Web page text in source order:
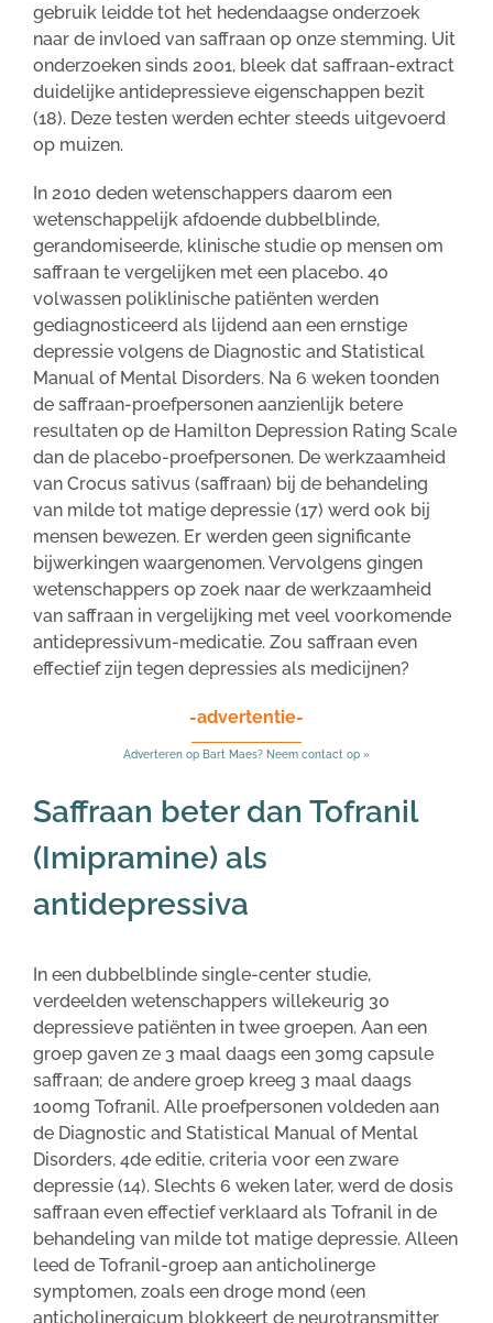
gebruik leidde tot het hedendaagse onderzoek
naar de invloed van saffraan op onze stemming. Uit
onderzoeken sinds 2001, bleek dat saffraan-extract
duidelijke antidepressieve eigenschappen bezit
(18). Deze testen werden echter steeds uitgevoerd
op muizen.
In 2010 deden wetenschappers daarom een
wetenschappelijk afdoende dubbelblinde,
gerandomiseerde, klinische studie op mensen om
saffraan te vergelijken met een placebo. 40
volwassen poliklinische patiënten werden
gediagnosticeerd als lijdend aan een ernstige
depressie volgens de Diagnostic and Statistical
Manual of Mental Disorders. Na 6 weken toonden
de saffraan-proefpersonen aanzienlijk betere
resultaten op de Hamilton Depression Rating Scale
dan de placebo-proefpersonen. De werkzaamheid
van Crocus sativus (saffraan) bij de behandeling
van milde tot matige depressie (17) werd ook bij
mensen bewezen. Er werden geen significante
bijwerkingen waargenomen. Vervolgens gingen
wetenschappers op zoek naar de werkzaamheid
van saffraan in vergelijking met veel voorkomende
antidepressivum-medicatie. Zou saffraan even
effectief zijn tegen depressies als medicijnen?
-advertentie-
Adverteren op Bart Maes? Neem contact op »
Saffraan beter dan Tofranil
(Imipramine) als
antidepressiva
In een dubbelblinde single-center studie,
verdeelden wetenschappers willekeurig 30
depressieve patiënten in twee groepen. Aan een
groep gaven ze 3 maal daags een 30mg capsule
saffraan; de andere groep kreeg 3 maal daags
100mg Tofranil. Alle proefpersonen voldeden aan
de Diagnostic and Statistical Manual of Mental
Disorders, 4de editie, criteria voor een zware
depressie (14). Slechts 6 weken later, werd de dosis
saffraan even effectief verklaard als Tofranil in de
behandeling van milde tot matige depressie. Alleen
leed de Tofranil-groep aan anticholinerge
symptomen, zoals een droge mond (een
anticholinergicum blokkeert de neurotransmitter